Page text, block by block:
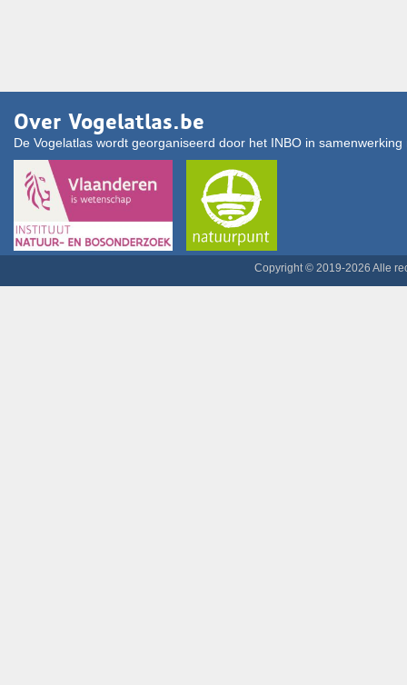
Over Vogelatlas.be
De Vogelatlas wordt georganiseerd door het INBO in
Copyright © 2019-2026 Alle